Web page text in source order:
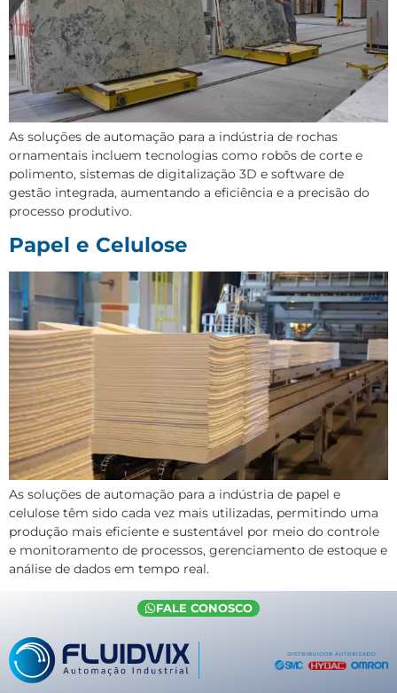
As soluções de automação para a indústria de rochas
ornamentais incluem tecnologias como robôs de corte e
polimento, sistemas de digitalização 3D e software de
gestão integrada, aumentando a eficiência e a precisão do
processo produtivo.
Papel e Celulose
As soluções de automação para a indústria de papel e
celulose têm sido cada vez mais utilizadas, permitindo uma
produção mais eficiente e sustentável por meio do controle
e monitoramento de processos, gerenciamento de estoque e
análise de dados em tempo real.
FALE CONOSCO